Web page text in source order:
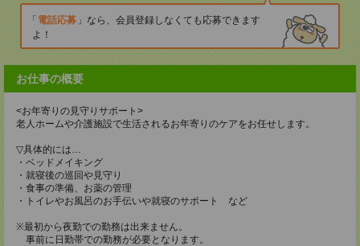
電話応募
なら、会員登録しなくても応募できます
よ！
お仕事の概要
<お年寄りの見守りサポート>
老人ホームや介護施設で生活されるお年寄りのケアをお任せします。
▽具体的には…
・ベッドメイキング
・就寝後の巡回や見守り
・食事の準備、お薬の管理
・トイレやお風呂のお手伝いや就寝のサポート など
※最初から夜勤での勤務は出来ません。
事前に日勤帯での勤務が必要となります。